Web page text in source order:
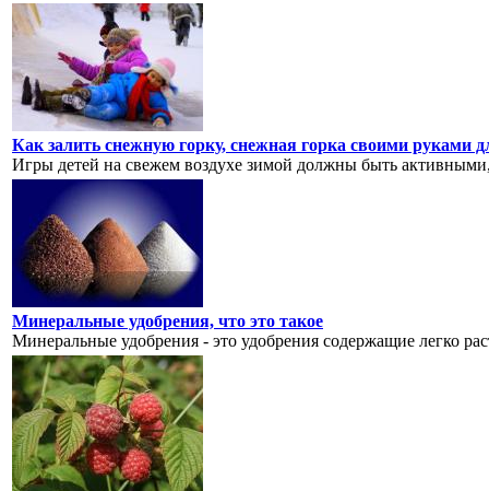
Как залить снежную горку, снежная горка своими руками
Игры детей на свежем воздухе зимой должны быть активными,
Минеральные удобрения, что это такое
Минеральные удобрения - это удобрения содержащие легко